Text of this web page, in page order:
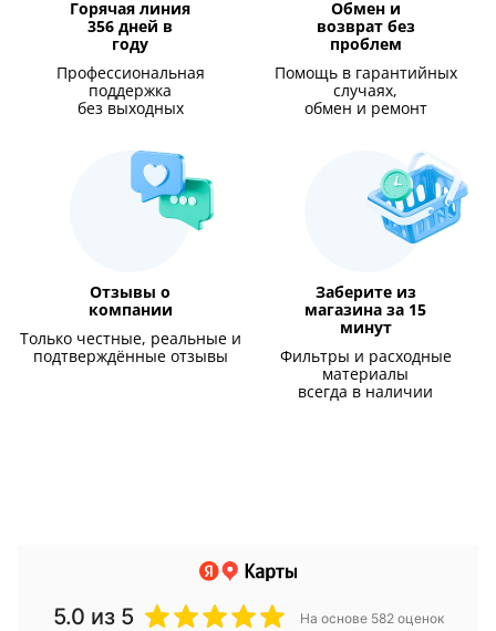
Горячая линия
356 дней в
году
Профессиональная
поддержка
без выходных
Обмен и
возврат без
проблем
Помощь в гарантийных
случаях,
обмен и ремонт
Отзывы о
компании
Только честные, реальные и
подтверждённые отзывы
Заберите из
магазина за 15
минут
Фильтры и расходные
материалы
всегда в наличии
5.0 из 5 На основе 582 оценок